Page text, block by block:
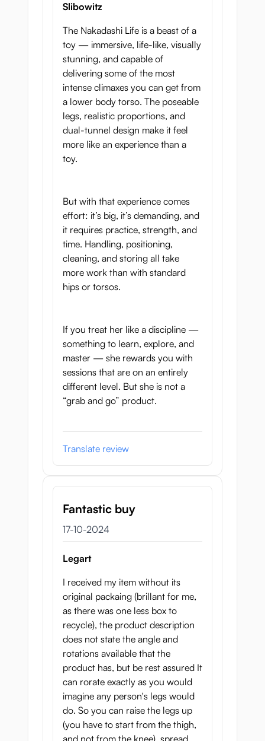
Slibowitz
The Nakadashi Life is a beast of a
toy — immersive, life-like, visually
stunning, and capable of
delivering some of the most
intense climaxes you can get from
a lower body torso. The poseable
legs, realistic proportions, and
dual-tunnel design make it feel
more like an experience than a
toy.
But with that experience comes
effort: it’s big, it’s demanding, and
it requires practice, strength, and
time. Handling, positioning,
cleaning, and storing all take
more work than with standard
hips or torsos.
If you treat her like a discipline —
something to learn, explore, and
master — she rewards you with
sessions that are on an entirely
different level. But she is not a
“grab and go” product.
Translate review
Fantastic buy
17 oktober 2024
17-10-2024
Legart
I received my item without its
original packaing (brillant for me,
as there was one less box to
recycle), the product description
does not state the angle and
rotations available that the
product has, but be rest assured It
can rorate exactly as you would
imagine any person's legs would
do. So you can raise the legs up
(you have to start from the thigh,
and not from the knee), spread